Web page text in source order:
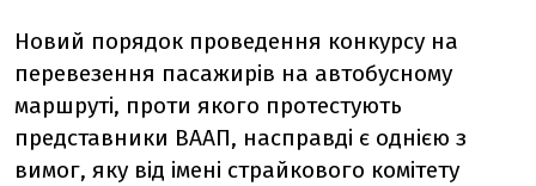
Новий порядок проведення конкурсу на
перевезення пасажирів на автобусному
маршруті, проти якого протестують
представники ВААП, насправді є однією з
вимог, яку від імені страйкового комітету